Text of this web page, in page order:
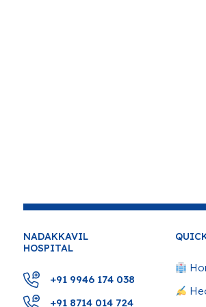
NADAKKAVIL
HOSPITAL
+91 9946 174 038
+91 8714 014 724